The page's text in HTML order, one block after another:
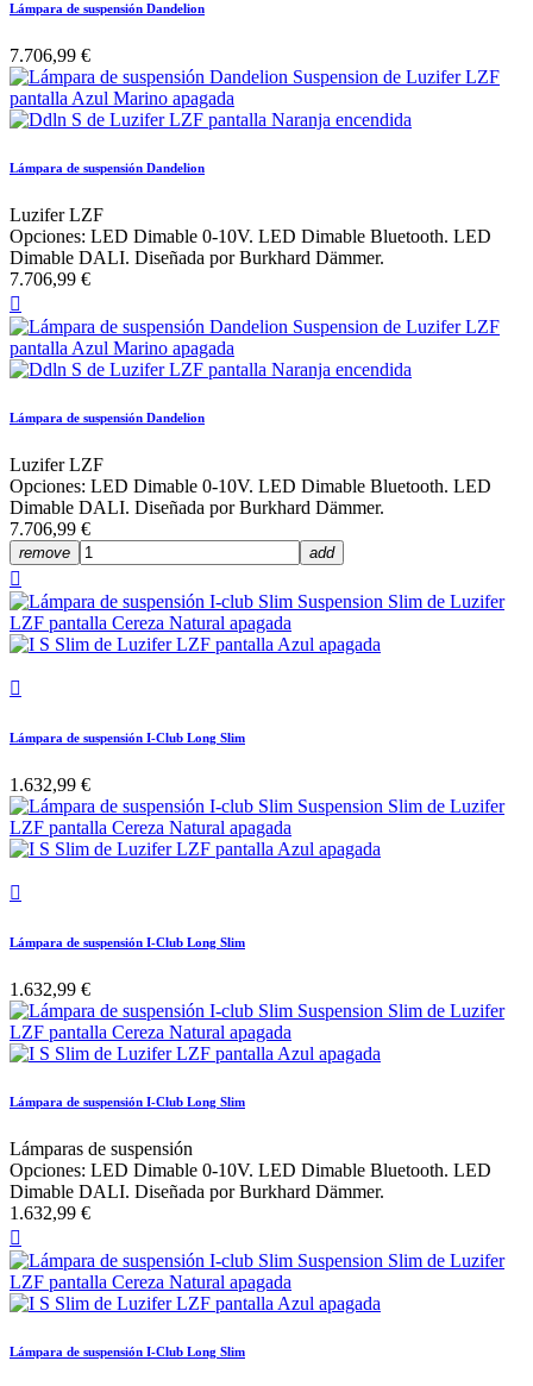
Lámpara de suspensión Dandelion
7.706,99 €
Lámpara de suspensión Dandelion
Luzifer LZF
Opciones: LED Dimable 0-10V. LED Dimable Bluetooth. LED
Dimable DALI. Diseñada por Burkhard Dämmer.
7.706,99 €

Lámpara de suspensión Dandelion
Luzifer LZF
Opciones: LED Dimable 0-10V. LED Dimable Bluetooth. LED
Dimable DALI. Diseñada por Burkhard Dämmer.
7.706,99 €
remove add


Lámpara de suspensión I-Club Long Slim
1.632,99 €

Lámpara de suspensión I-Club Long Slim
1.632,99 €
Lámpara de suspensión I-Club Long Slim
Lámparas de suspensión
Opciones: LED Dimable 0-10V. LED Dimable Bluetooth. LED
Dimable DALI. Diseñada por Burkhard Dämmer.
1.632,99 €

Lámpara de suspensión I-Club Long Slim